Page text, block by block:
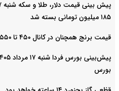
۱۸۵ میلیون تومانی بسته شد
قیمت برنج همچنان در کانال ۴۵۰ تا ۵۵۰ هزار تومان
بورس